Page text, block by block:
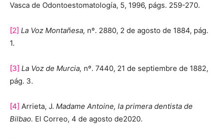
Vasca de Odontoestomatología, 5, 1996, págs. 259-270.
[2] La Voz Montañesa, nº. 2880, 2 de agosto de 1884, pág.
1.
[3] La Voz de Murcia, nº. 7440, 21 de septiembre de 1882,
pág. 3.
[4] Arrieta, J. Madame Antoine, la primera dentista de
Bilbao. El Correo, 4 de agosto de2020.